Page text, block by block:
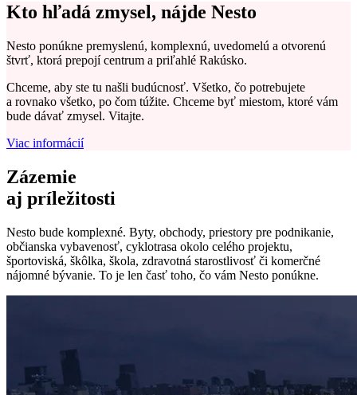
Kto hľadá zmysel, nájde Nesto
Nesto ponúkne premyslenú, komplexnú, uvedomelú a otvorenú
štvrť, ktorá prepojí centrum a priľahlé Rakúsko.
Chceme, aby ste tu našli budúcnosť. Všetko, čo potrebujete
a rovnako všetko, po čom túžite. Chceme byť miestom, ktoré vám
bude dávať zmysel. Vitajte.
Viac informácií
Zázemie
aj príležitosti
Nesto bude komplexné. Byty, obchody, priestory pre podnikanie,
občianska vybavenosť, cyklotrasa okolo celého projektu,
športoviská, škôlka, škola, zdravotná starostlivosť či komerčné
nájomné bývanie. To je len časť toho, čo vám Nesto ponúkne.